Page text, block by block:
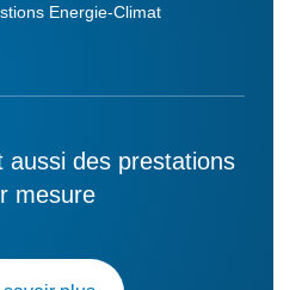
Energie-Climat
aussi des prestations
mesure